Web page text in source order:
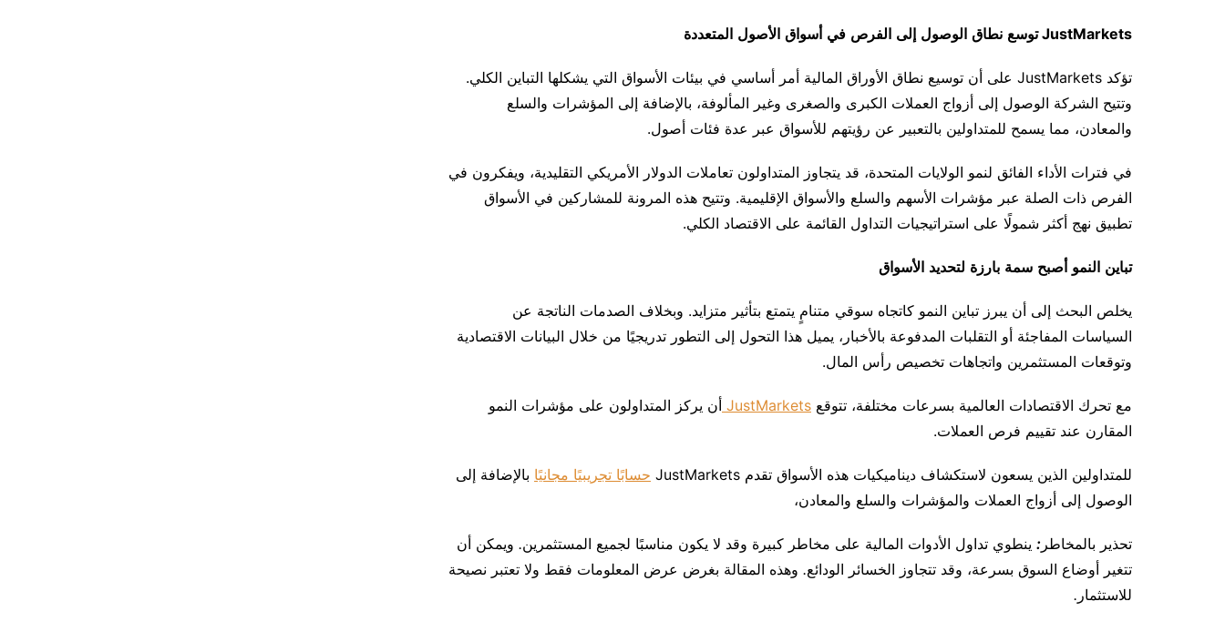
JustMarkets توسع نطاق الوصول إلى الفرص في أسواق الأصول المتعددة
تؤكد على أن توسيع نطاق الأوراق المالية أمر أساسي في بيئات الأسواق التي يشكلها التباين الكلي.
وتتيح الشركة الوصول إلى أزواج العملات الكبرى والصغرى وغير المألوفة، بالإضافة إلى المؤشرات والسلع
والمعادن، مما يسمح للمتداولين بالتعبير عن رؤيتهم للأسواق عبر عدة فئات أصول.
في فترات الأداء الفائق لنمو الولايات المتحدة، قد يتجاوز المتداولون تعاملات الدولار الأمريكي التقليدية، ويفكرون في
الفرص ذات الصلة عبر مؤشرات الأسهم والسلع والأسواق الإقليمية. وتتيح هذه المرونة للمشاركين في الأسواق
تطبيق نهج أكثر شمولًا على استراتيجيات التداول القائمة على الاقتصاد الكلي.
تباين النمو أصبح سمة بارزة لتحديد الأسواق
يخلص البحث إلى أن يبرز تباين النمو كاتجاه سوقي متنامٍ يتمتع بتأثير متزايد. وبخلاف الصدمات الناتجة عن
السياسات المفاجئة أو التقلبات المدفوعة بالأخبار، يميل هذا التحول إلى التطور تدريجيًا من خلال البيانات الاقتصادية
وتوقعات المستثمرين واتجاهات تخصيص رأس المال.
مع تحرك الاقتصادات العالمية بسرعات مختلفة، تتوقع JustMarkets أن يركز المتداولون على مؤشرات النمو
المقارن عند تقييم فرص العملات.
للمتداولين الذين يسعون لاستكشاف ديناميكيات هذه الأسواق تقدم JustMarkets حسابًا تجريبيًا مجانيًا بالإضافة إلى
الوصول إلى أزواج العملات والمؤشرات والسلع والمعادن،
تحذير بالمخاطر : ينطوي تداول الأدوات المالية على مخاطر كبيرة وقد لا يكون مناسبًا لجميع المستثمرين. ويمكن أن
تتغير أوضاع السوق بسرعة، وقد تتجاوز الخسائر الودائع. وهذه المقالة بغرض عرض المعلومات فقط ولا تعتبر نصيحة
للاستثمار .